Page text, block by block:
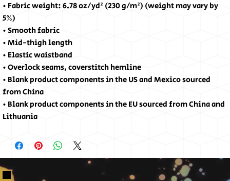
• Fabric weight: 6.78 oz/yd² (230 g/m²) (weight may vary by
5%)
• Smooth fabric
• Mid-thigh length
• Elastic waistband
• Overlock seams, coverstitch hemline
• Blank product components in the US and Mexico sourced
from China
• Blank product components in the EU sourced from China and
Lithuania